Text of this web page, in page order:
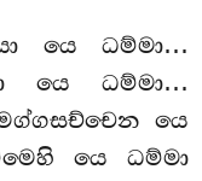
යෙ ධම්මා…
යෙ ධම්මා…
යෙ
යෙ ධම්මා